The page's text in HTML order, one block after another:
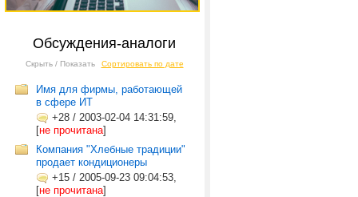
Обсуждения-аналоги
Скрыть / Показать Сортировать по дате
Имя для фирмы, работающей
в сфере ИТ
+28 / 2003-02-04 14:31:59,
[не прочитана]
Компания "Хлебные традиции"
продает кондиционеры
+15 / 2005-09-23 09:04:53,
[не прочитана]